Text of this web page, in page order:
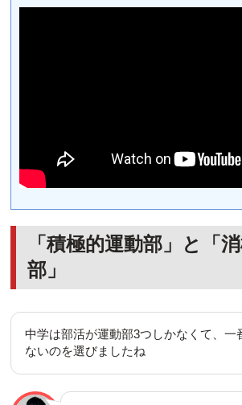
「積極的運動部」と「
部」
中学は部活が運動部3つしかなくて、一
ないのを選びましたね